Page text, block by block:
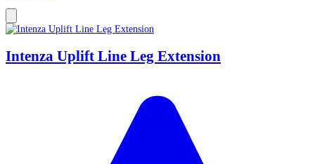
Intenza Uplift Line Leg Extension